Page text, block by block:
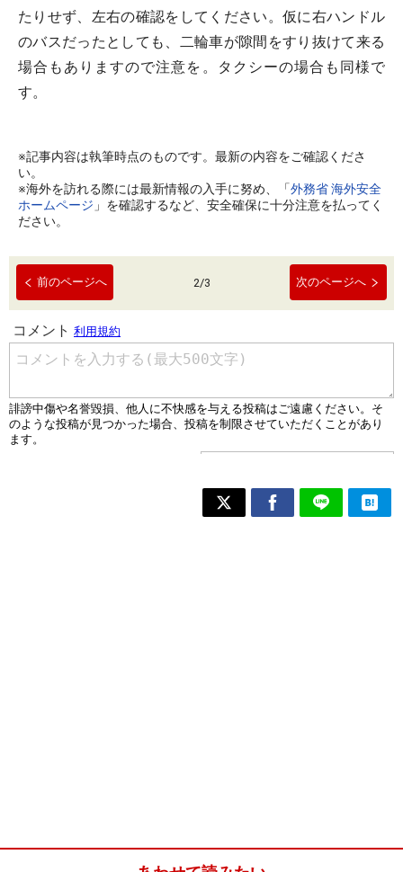
たりせず、左右の確認をしてください。仮に右ハンドル
のバスだったとしても、二輪車が隙間をすり抜けて来る
場合もありますので注意を。タクシーの場合も同様で
す。
※記事内容は執筆時点のものです。最新の内容をご確認くださ
い。
※海外を訪れる際には最新情報の入手に努め、「外務省 海外安全
ホームページ 」を確認するなど、安全確保に十分注意を払ってく
ださい。
前のページへ 2/3 次のページへ